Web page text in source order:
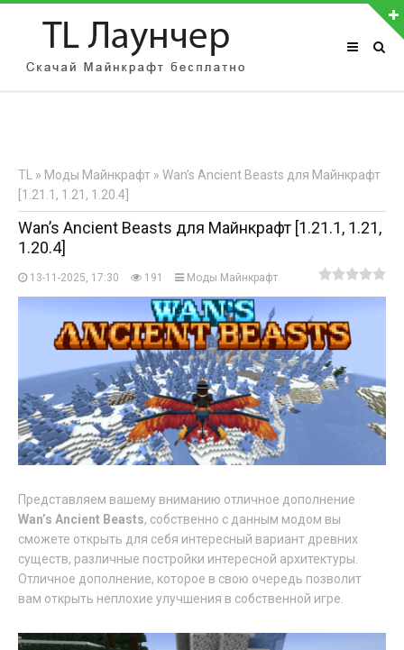
АВТОРИЗАЦИЯ НА САЙТЕ
Регистрация
TL » Моды Майнкрафт » Wan’s Ancient Beasts для Майнкрафт
[1.21.1, 1.21, 1.20.4]
Wan’s Ancient Beasts для Майнкрафт [1.21.1, 1.21,
1.20.4]
13-11-2025, 17:30 191 Моды Майнкрафт
Представляем вашему вниманию отличное дополнение
Wan’s Ancient Beasts, собственно с данным модом вы
сможете открыть для себя интересный вариант древних
существ, различные постройки интересной архитектуры.
Отличное дополнение, которое в свою очередь позволит
вам открыть неплохие улучшения в собственной игре.